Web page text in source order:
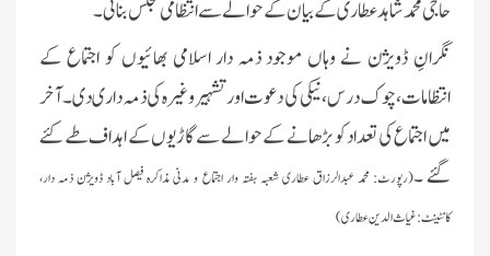
حاجی محمد شاہد عطاری کے بیان کے حوالے سے انتظامی مجلس بنائی۔
نگرانِ ڈویژن نے وہاں موجود ذمہ دار اسلامی بھائیوں کو اجتماع کے
انتظامات، چوک درس، نیکی کی دعوت اور تشہیر وغيرہ کی ذمہ داری دی۔آخر
میں اجتماع کی تعداد کو بڑھانے کے حوالے سے گاڑیوں کے اہداف طے کئے
گئے ۔(رپورٹ: محمد عبدالرزاق عطاری شعبہ ہفتہ وار اجتماع و مدنی مذاکرہ فیصل آباد ڈویژن ذمہ دار،
کانٹینٹ:غیاث الدین عطاری)